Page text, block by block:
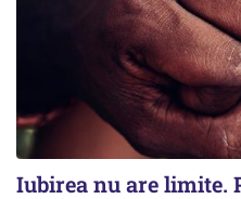
Iubirea nu are limite.